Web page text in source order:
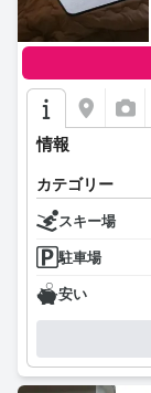
情報
カテゴリー
スキー場
駐車場
安い